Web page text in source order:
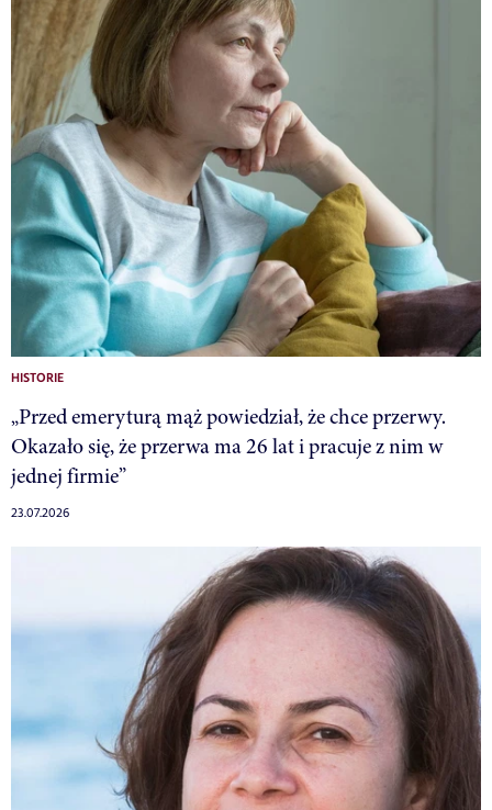
HISTORIE
„Przed emeryturą mąż powiedział, że chce przerwy.
Okazało się, że przerwa ma 26 lat i pracuje z nim w
jednej firmie”
23.07.2026